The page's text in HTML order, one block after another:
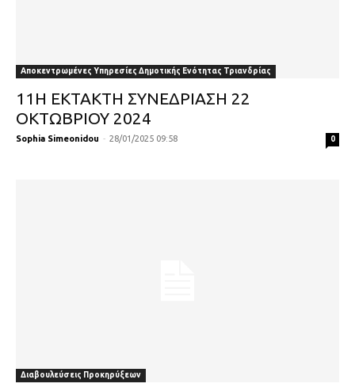
Αποκεντρωμένες Υπηρεσίες Δημοτικής Ενότητας Τριανδρίας
11Η ΕΚΤΑΚΤΗ ΣΥΝΕΔΡΙΑΣΗ 22
ΟΚΤΩΒΡΙΟΥ 2024
Sophia Simeonidou - 28/01/2025 09:58 0
Διαβουλεύσεις Προκηρύξεων